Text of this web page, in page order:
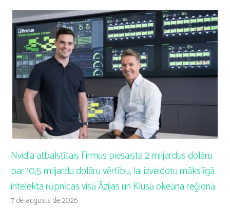
Nvidia atbalstītais Firmus piesaista 2 miljardus dolāru
par 10,5 miljardu dolāru vērtību, lai izveidotu mākslīgā
intelekta rūpnīcas visā Āzijas un Klusā okeāna reģionā.
7 de augusts de 2026